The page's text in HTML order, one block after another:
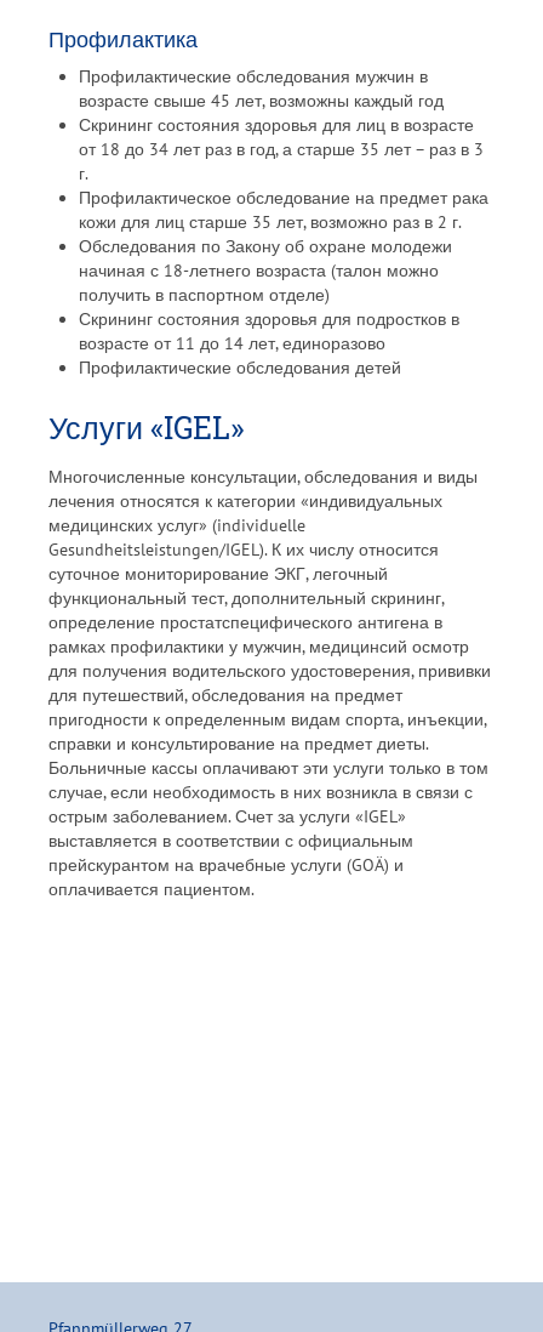
Профилактика
Профилактические обследования мужчин в
возрасте свыше 45 лет, возможны каждый год
Скрининг состояния здоровья для лиц в возрасте
от 18 до 34 лет раз в год, а старше 35 лет – раз в 3
г.
Профилактическое обследование на предмет рака
кожи для лиц старше 35 лет, возможно раз в 2 г.
Обследования по Закону об охране молодежи
начиная с 18-летнего возраста (талон можно
получить в паспортном отделе)
Скрининг состояния здоровья для подростков в
возрасте от 11 до 14 лет, единоразово
Профилактические обследования детей
Услуги «IGEL»
Многочисленные консультации, обследования и виды
лечения относятся к категории «индивидуальных
медицинских услуг» (individuelle
Gesundheitsleistungen/IGEL). К их числу относится
суточное мониторирование ЭКГ, легочный
функциональный тест, дополнительный скрининг,
определение простатспецифического антигена в
рамках профилактики у мужчин, медицинсий осмотр
для получения водительского удостоверения, прививки
для путешествий, обследования на предмет
пригодности к определенным видам спорта, инъекции,
справки и консультирование на предмет диеты.
Больничные кассы оплачивают эти услуги только в том
случае, если необходимость в них возникла в связи с
острым заболеванием. Счет за услуги «IGEL»
выставляется в соответствии с официальным
прейскурантом на врачебные услуги (GOÄ) и
оплачивается пациентом.